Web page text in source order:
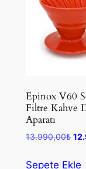
Epinox V60
Filtre Kahve
Aparatı
13.990,00₺
Sepete Ekle